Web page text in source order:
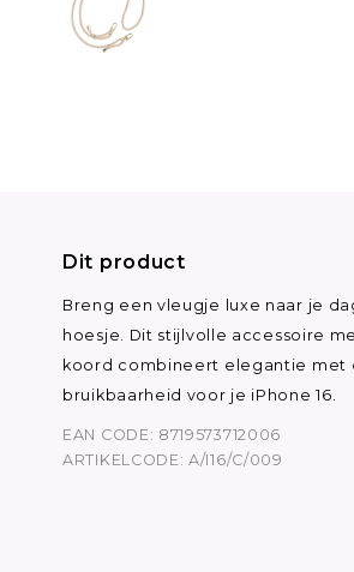
Dit product
Breng een vleugje luxe naar je
hoesje. Dit stijlvolle accessoire
koord combineert elegantie met
bruikbaarheid voor je iPhone 16.
EAN CODE: 8719573712006
ARTIKELCODE: A/I16/C/009